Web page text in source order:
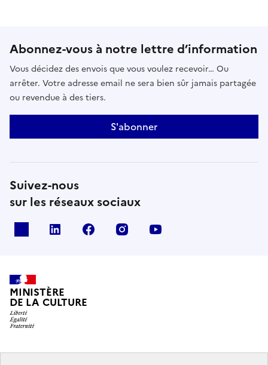
Abonnez-vous à notre lettre d’information
Vous décidez des envois que vous voulez recevoir… Ou
arrêter. Votre adresse email ne sera bien sûr jamais partagée
ou revendue à des tiers.
S'abonner
Suivez-nous
sur les réseaux sociaux
linkedin facebook instagram
MINISTÈRE
DE LA CULTURE